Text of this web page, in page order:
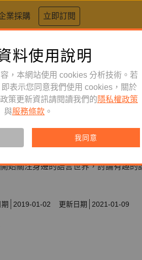
業採購 立即訂閱
第一季】
始關注身邊的語言世界，討論有趣的
2019-01-02 更新日期 2021-01-09
料使用說明
，本網站使用 cookies 分析技術。若
表示您同意我們使用 cookies，關於
策更新資訊請閱讀我們的 隱私權政策
與服務條款 。
我同意